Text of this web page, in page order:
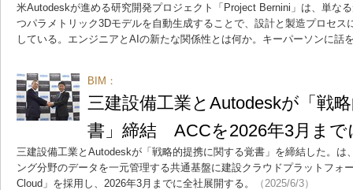
米Autodeskが進める研究開発プロジェクト「Project Bernini」は、単な
つパラメトリック3Dモデルを自動生成することで、設計と製造プロセス
している。エンジニアとAIの新たな関係性とは何か。キーパーソンに話
BIM：
三建設備工業とAutodeskが「戦
書」締結 ACCを2026年3月まで
三建設備工業とAutodeskが「戦略的提携に関する覚書」を締結した。は
ング分野のデータを一元管理する共通基盤に建設クラウドプラットフォ
Cloud」を採用し、2026年3月までに全社展開する。
（2025/6/3）